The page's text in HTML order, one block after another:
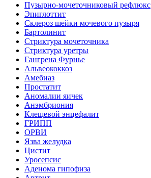
Пузырно-мочеточниковый рефлюкс
Эпиглоттит
Склероз шейки мочевого пузыря
Бартолинит
Стриктура мочеточника
Стриктура уретры
Гангрена Фурнье
Альвеококкоз
Амебиаз
Простатит
Аномалии яичек
Анэмбриония
Клещевой энцефалит
ГРИПП
ОРВИ
Язва желудка
Цистит
Уросепсис
Аденома гипофиза